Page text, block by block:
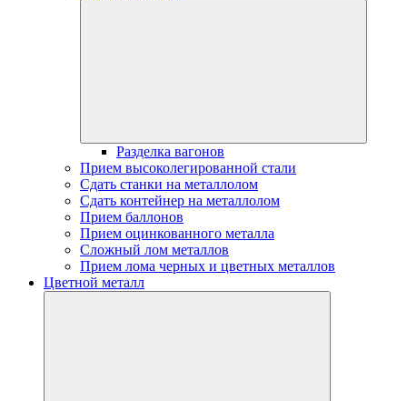
Разделка вагонов
Прием высоколегированной стали
Сдать станки на металлолом
Сдать контейнер на металлолом
Прием баллонов
Прием оцинкованного металла
Сложный лом металлов
Прием лома черных и цветных металлов
Цветной металл